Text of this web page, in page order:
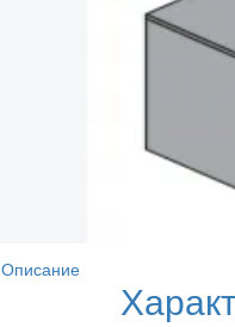
Описание